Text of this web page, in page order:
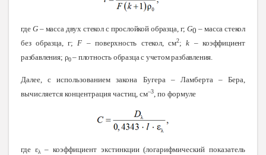
где G – масса двух стекол с прослойкой образца, г;G0 – масса стекол
без образца, г;F – поверхность стекол, см2; k – коэффициент
разбавления; ρ0– плотность образца с учетом разбавления.
Далее, с использованием закона Бугера – Ламберта – Бера,
вычисляется концентрация частиц, см–3 , по формуле
где ɛλ
– коэффициент экстинкции (логарифмический показатель